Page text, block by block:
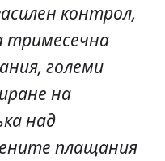
контрол,
тримесечна
големи
на
над
плащания